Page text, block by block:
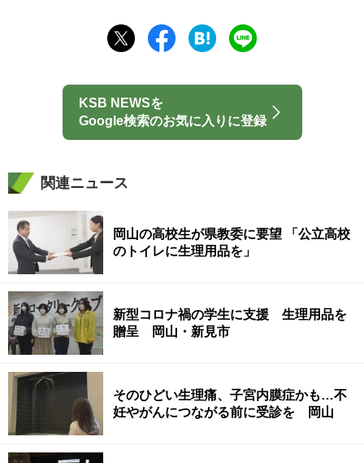
KSB NEWSを
Google検索のお気に入りに登録
関連ニュース
岡山の高校生が県教委に要望 「公立高校
のトイレに生理用品を」
新型コロナ禍の学生に支援 生理用品を
贈呈 岡山・新見市
そのひどい生理痛、子宮内膜症かも…不
妊やがんにつながる前に受診を 岡山